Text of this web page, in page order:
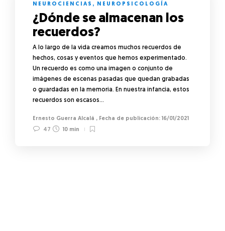
NEUROCIENCIAS , NEUROPSICOLOGÍA
¿Dónde se almacenan los
recuerdos?
A lo largo de la vida creamos muchos recuerdos de
hechos, cosas y eventos que hemos experimentado.
Un recuerdo es como una imagen o conjunto de
imágenes de escenas pasadas que quedan grabadas
o guardadas en la memoria. En nuestra infancia, estos
recuerdos son escasos…
Ernesto Guerra Alcalá ,
16/01/2021
47
10 min